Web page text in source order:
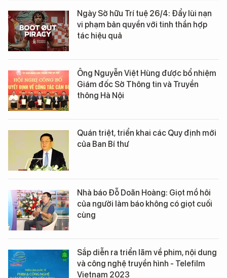
Ngày Sở hữu Trí tuệ 26/4: Đẩy lùi nạn
vi phạm bản quyền với tinh thần hợp
tác hiệu quả
Ông Nguyễn Việt Hùng được bổ nhiệm
Giám đốc Sở Thông tin và Truyền
thông Hà Nội
Quán triệt, triển khai các Quy định mới
của Ban Bí thư
Nhà báo Đỗ Doãn Hoàng: Giọt mồ hôi
của người làm báo không có giọt cuối
cùng
Sắp diễn ra triển lãm về phim, nội dung
và công nghệ truyền hình - Telefilm
Vietnam 2023